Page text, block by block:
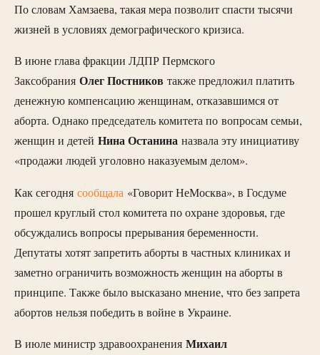
По словам Хамзаева, такая мера позволит спасти тысячи
жизней в условиях демографического кризиса.
В июне глава фракции ЛДПР Пермского
Заксобрания Олег Постников также предложил платить
денежную компенсацию женщинам, отказавшимся от
аборта. Однако председатель комитета по вопросам семьи,
женщин и детей Нина Останина назвала эту инициативу
«продажи людей уголовно наказуемым делом».
Как сегодня сообщала «Говорит НеМосква», в Госдуме
прошел круглый стол комитета по охране здоровья, где
обсуждались вопросы прерывания беременности.
Депутаты хотят запретить аборты в частных клиниках и
заметно ограничить возможность женщин на аборты в
принципе. Также было высказано мнение, что без запрета
абортов нельзя победить в войне в Украине.
В июле министр здравоохранения Михаил